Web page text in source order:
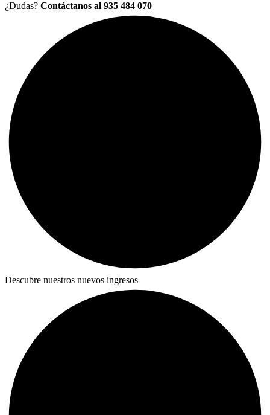
¿Dudas? Contáctanos al 935 484 070
Descubre nuestros nuevos ingresos